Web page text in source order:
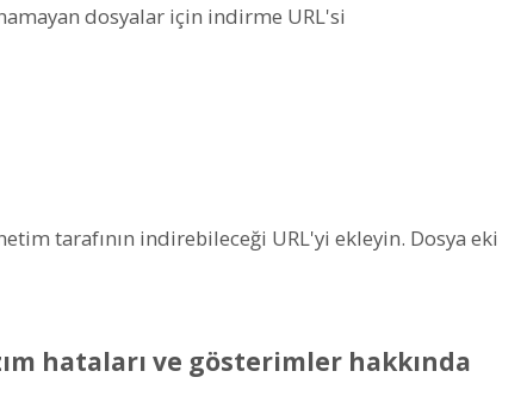
dosyalar için indirme URL'si
tarafının indirebileceği URL'yi ekleyin. Dosya eki
hataları ve gösterimler hakkında